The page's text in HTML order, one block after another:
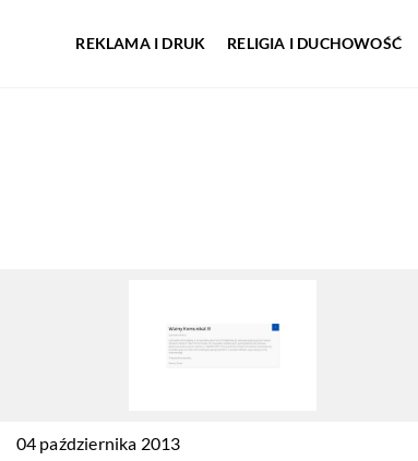
REKLAMA I DRUK RELIGIA I DUCHOWOŚĆ
04 października 2013